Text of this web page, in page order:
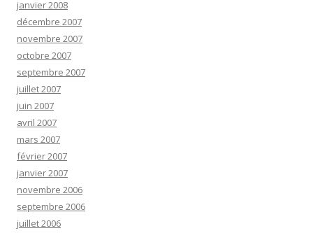
janvier 2008
décembre 2007
novembre 2007
octobre 2007
septembre 2007
juillet 2007
juin 2007
avril 2007
mars 2007
février 2007
janvier 2007
novembre 2006
septembre 2006
juillet 2006